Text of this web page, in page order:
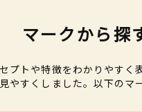
マークから探
プトや特徴をわかりやすく
やすくしました。以下のマ